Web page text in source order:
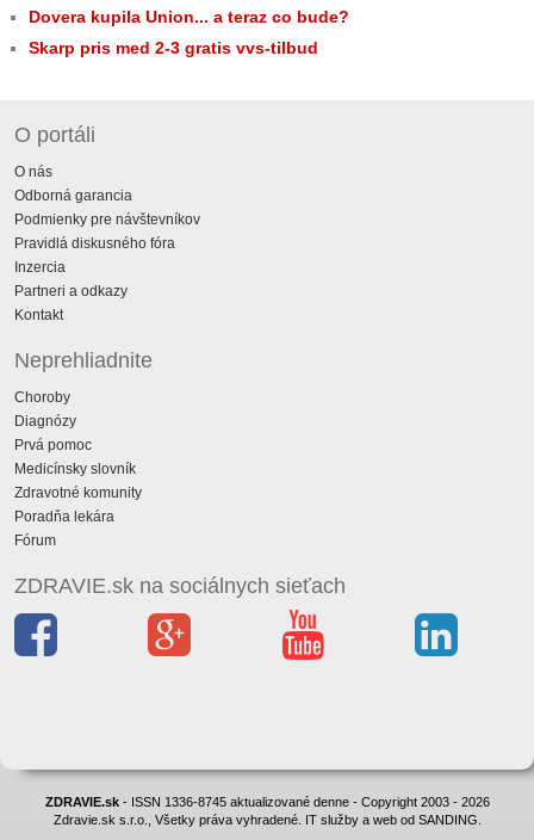
Dovera kupila Union... a teraz co bude?
Skarp pris med 2-3 gratis vvs-tilbud
O portáli
O nás
Odborná garancia
Podmienky pre návštevníkov
Pravidlá diskusného fóra
Inzercia
Partneri a odkazy
Kontakt
Neprehliadnite
Choroby
Diagnózy
Prvá pomoc
Medicínsky slovník
Zdravotné komunity
Poradňa lekára
Fórum
ZDRAVIE.sk na sociálnych sieťach
ZDRAVIE.sk- ISSN 1336-8745 aktualizované denne - Copyright 2003 - 2026
Zdravie.sk s.r.o., Všetky práva vyhradené. IT služby a web od SANDING.